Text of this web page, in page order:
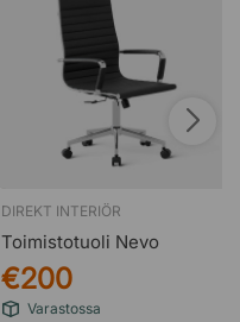
DIREKT INTERIÖR
Toimistotuoli Nevo
€200
Varastossa